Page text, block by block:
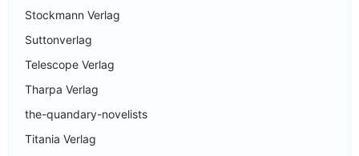
Stockmann Verlag
Suttonverlag
Telescope Verlag
Tharpa Verlag
the-quandary-novelists
Titania Verlag